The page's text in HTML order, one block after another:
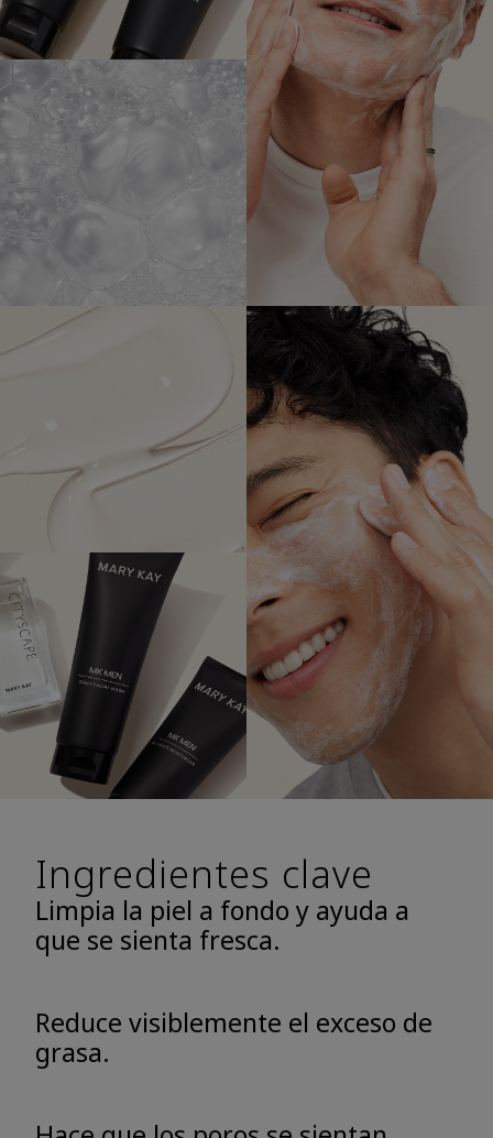
Ingredientes clave
Limpia la piel a fondo y ayuda a
que se sienta fresca.
Reduce visiblemente el exceso de
grasa.